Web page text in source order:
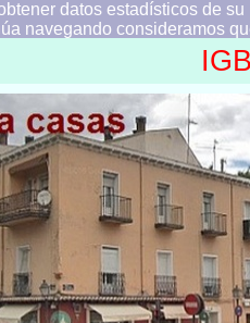
datos estadísticos de
navegando consideramos